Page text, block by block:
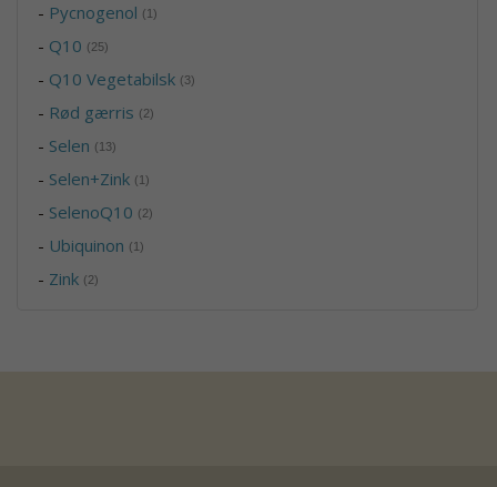
- Pycnogenol (1)
- Q10 (25)
- Q10 Vegetabilsk (3)
- Rød gærris (2)
- Selen (13)
- Selen+Zink (1)
- SelenoQ10 (2)
- Ubiquinon (1)
- Zink (2)